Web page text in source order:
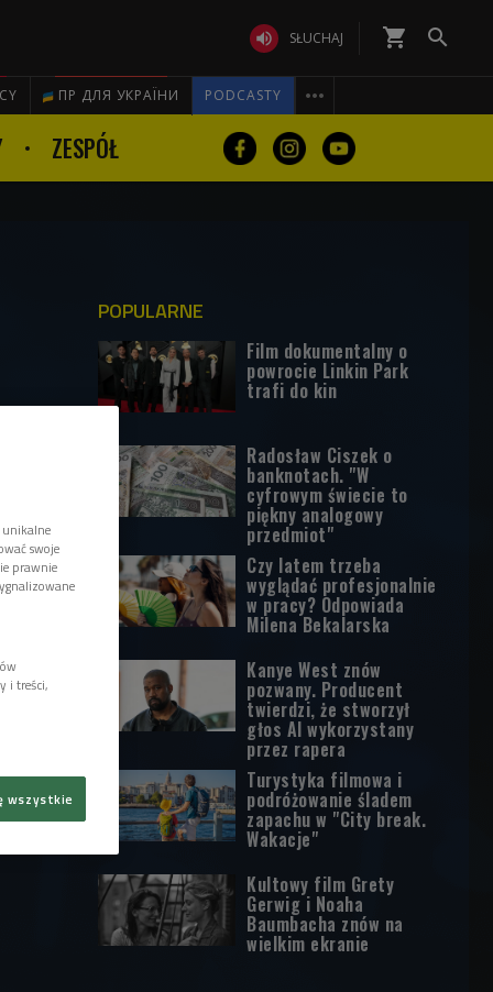
 SŁUCHAJ shopping_cart 
ПР ДЛЯ УКРАЇНИ PODCASTY 
ZESPÓŁ
POPULARNE
Film dokumentalny o
powrocie Linkin Park
trafi do kin
Radosław Ciszek o
banknotach. "W
cyfrowym świecie to
piękny analogowy
przedmiot"
Czy latem trzeba
wyglądać profesjonalnie
w pracy? Odpowiada
Milena Bekalarska
Kanye West znów
pozwany. Producent
twierdzi, że stworzył
głos AI wykorzystany
przez rapera
Turystyka filmowa i
podróżowanie śladem
zapachu w "City break.
Wakacje"
Kultowy film Grety
Gerwig i Noaha
Baumbacha znów na
wielkim ekranie
swoje
prawnie
i treści,
wszystkie